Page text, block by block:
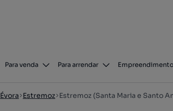
Para venda Para arrendar
Évora Estremoz Estremoz (Santa Maria e Santo